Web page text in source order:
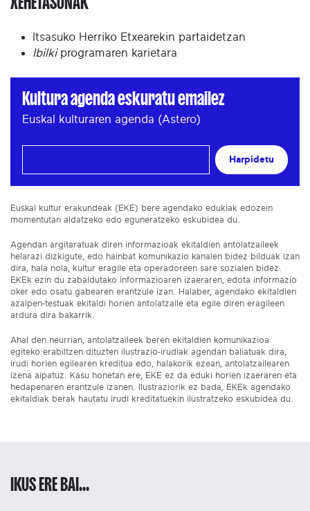
Itsasuko Herriko Etxearekin partaidetzan
Ibilkiprogramaren karietara
Kultura agenda eskuratu emailez
Euskal kulturaren agenda (Astero)
Harpidetu
Euskal kultur erakundeak (EKE) bere agendako edukiak edozein
momentutan aldatzeko edo eguneratzeko eskubidea du.
Agendan argitaratuak diren informazioak ekitaldien antolatzaileek
helarazi dizkigute, edo hainbat komunikazio kanalen bidez bilduak izan
dira, hala nola, kultur eragile eta operadoreen sare sozialen bidez.
EKEk ezin du zabaldutako informazioaren izaeraren, edota informazio
oker edo osatu gabearen erantzule izan. Halaber, agendako ekitaldien
azalpen-testuak ekitaldi horien antolatzaile eta egile diren eragileen
ardura dira bakarrik.
Ahal den neurrian, antolatzaileek beren ekitaldien komunikazioa
egiteko erabiltzen dituzten ilustrazio-irudiak agendan baliatuak dira,
irudi horien egilearen kreditua edo, halakorik ezean, antolatzailearen
izena aipatuz. Kasu honetan ere, EKE ez da eduki horien izaeraren eta
hedapenaren erantzule izanen. Ilustraziorik ez bada, EKEk agendako
ekitaldiak berak hautatu irudi kreditatuekin ilustratzeko eskubidea du.
IKUS ERE BAI...